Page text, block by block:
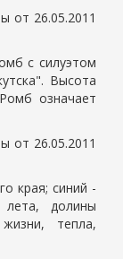
от 26.05.2011
с силуэтом
Высота
означает
от 26.05.2011
края; синий -
долины
тепла,